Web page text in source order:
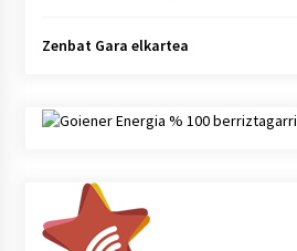
Zenbat Gara elkartea